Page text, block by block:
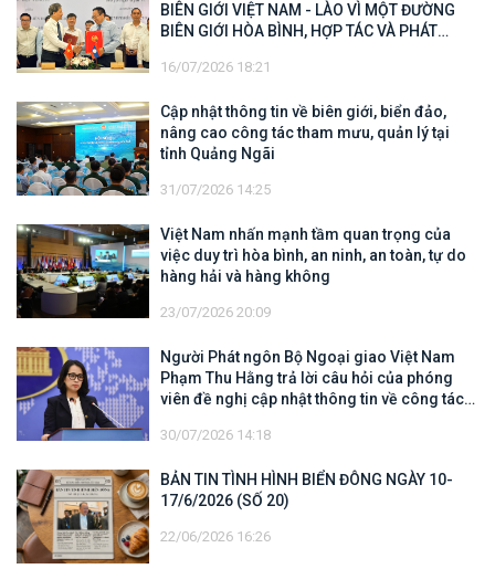
BIÊN GIỚI VIỆT NAM - LÀO VÌ MỘT ĐƯỜNG
BIÊN GIỚI HÒA BÌNH, HỢP TÁC VÀ PHÁT
16/07/2026 18:21
Cập nhật thông tin về biên giới, biển đảo,
nâng cao công tác tham mưu, quản lý tại
tỉnh Quảng Ngãi
31/07/2026 14:25
Việt Nam nhấn mạnh tầm quan trọng của
việc duy trì hòa bình, an ninh, an toàn, tự do
hàng hải và hàng không
23/07/2026 20:09
Người Phát ngôn Bộ Ngoại giao Việt Nam
Phạm Thu Hằng trả lời câu hỏi của phóng
viên đề nghị cập nhật thông tin về công tác
trên tàu Khôi Nguyên 18
30/07/2026 14:18
BẢN TIN TÌNH HÌNH BIỂN ĐÔNG NGÀY 10-
17/6/2026 (SỐ 20)
22/06/2026 16:26